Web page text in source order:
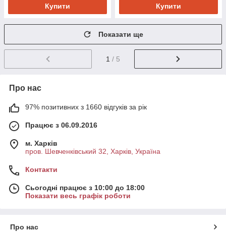
Купити Купити
Показати ще
1 / 5
Про нас
97% позитивних з 1660 відгуків за рік
Працює з 06.09.2016
м. Харків
пров. Шевченківський 32, Харків, Україна
Контакти
Сьогодні працює з 10:00 до 18:00
Показати весь графік роботи
Про нас